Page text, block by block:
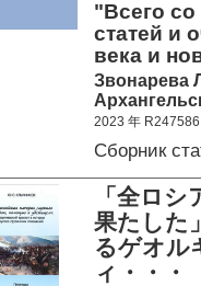
"Всего
статей и
века и
Звонарева
2023 年 R247586
Сборник
「全ロ
果たした
るゲオル
ィ・・・